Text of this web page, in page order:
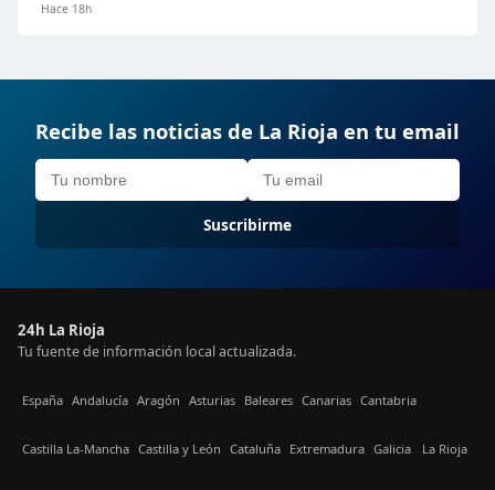
Hace 18h
Recibe las noticias de La Rioja en tu email
Suscribirme
24h La Rioja
Tu fuente de información local actualizada.
España Andalucía Aragón Asturias Baleares Canarias Cantabria
Castilla La-Mancha Castilla y León Cataluña Extremadura Galicia La Rioja